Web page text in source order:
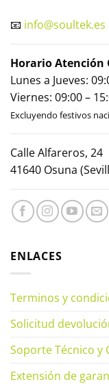
📧 info@soultek.es
Horario Atención
Lunes a Jueves:
Viernes: 09:00 –
Excluyendo festivos
Calle Alfareros, 24
41640 Osuna
ENLACES
Terminos y
Solicitud
Soporte Técnico y
Extensión de